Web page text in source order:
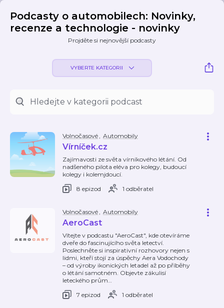
Podcasty o automobilech: Novinky,
recenze a technologie - novinky
Projděte si nejnovější podcasty
VYBERTE KATEGORII
Volnočasové, Automobily
Vírníček.cz
Zajímavosti ze světa vírníkového létání. Od
nadšeného pilota eléva pro kolegy, budoucí
kolegy i kolemjdoucí.
8 epizod
1 odběratel
Volnočasové, Automobily
AeroCast
Vítejte v podcastu "AeroCast", kde otevíráme
dveře do fascinujícího světa letectví.
Poslechněte si inspirativní rozhovory nejen s
lidmi, kteří stojí za úspěchy Aera Vodochody
– od výroby ikonických letadel až po příběhy
o létání samotném. Objevte zákulisí
leteckého prům…
7 epizod
1 odběratel